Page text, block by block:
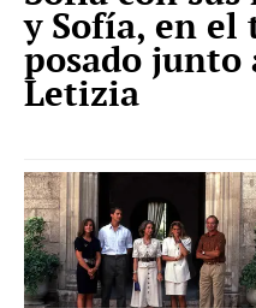
y Sofía, en
posado junto
Letizia